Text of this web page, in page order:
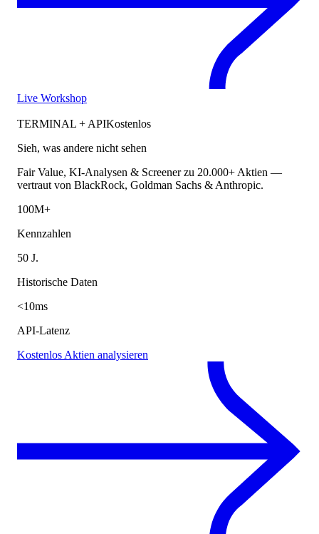
Live Workshop
TERMINAL + APIKostenlos
Sieh, was andere nicht sehen
Fair Value, KI-Analysen & Screener zu 20.000+ Aktien —
vertraut von BlackRock, Goldman Sachs & Anthropic.
100M+
Kennzahlen
50 J.
Historische Daten
<10ms
API-Latenz
Kostenlos Aktien analysieren